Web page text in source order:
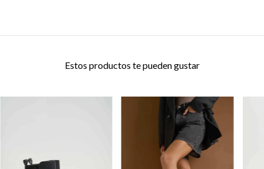
Estos productos te pueden gustar